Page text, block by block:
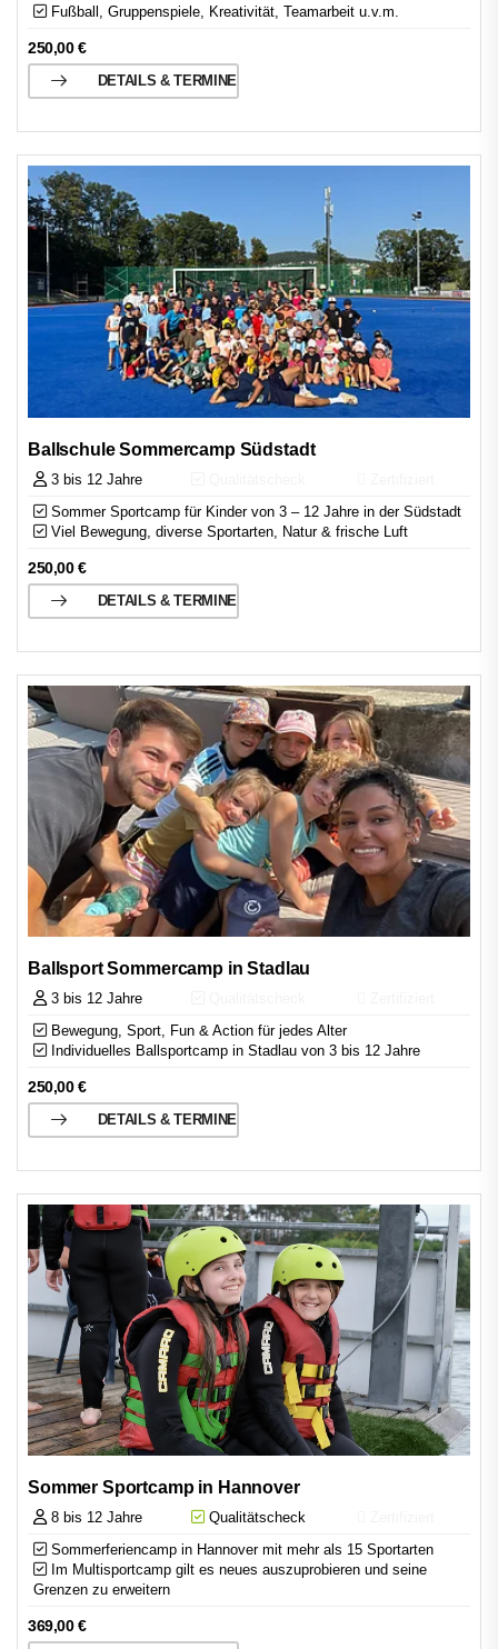
Fußball, Gruppenspiele, Kreativität, Teamarbeit u.v.m.
250,00€
DETAILS & TERMINE
Ballschule Sommercamp Südstadt
3 bis 12 Jahre
Sommer Sportcamp für Kinder von 3 – 12 Jahre in der Südstadt
Viel Bewegung, diverse Sportarten, Natur & frische Luft
250,00€
DETAILS & TERMINE
Ballsport Sommercamp in Stadlau
3 bis 12 Jahre
Bewegung, Sport, Fun & Action für jedes Alter
Individuelles Ballsportcamp in Stadlau von 3 bis 12 Jahre
250,00€
DETAILS & TERMINE
Sommer Sportcamp in Hannover
8 bis 12 Jahre Qualitätscheck
Sommerferiencamp in Hannover mit mehr als 15 Sportarten
Im Multisportcamp gilt es neues auszuprobieren und seine
Grenzen zu erweitern
369,00€